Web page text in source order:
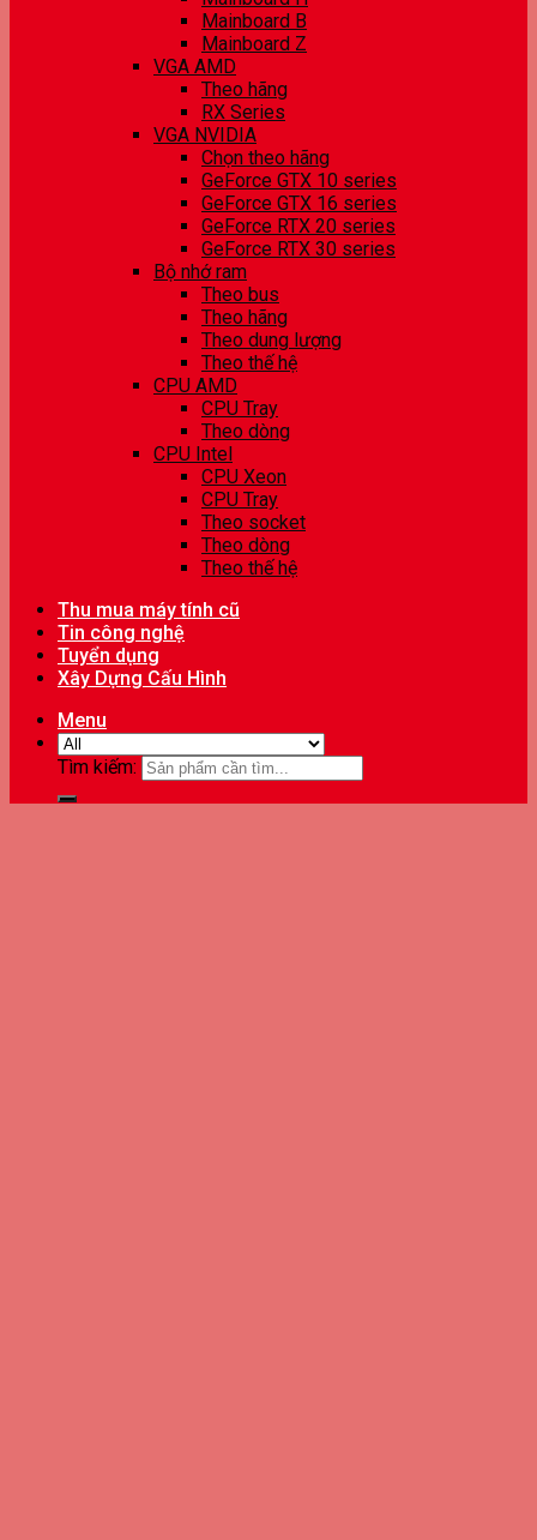
Mainboard B
Mainboard Z
VGA AMD
Theo hãng
RX Series
VGA NVIDIA
Chọn theo hãng
GeForce GTX 10 series
GeForce GTX 16 series
GeForce RTX 20 series
GeForce RTX 30 series
Bộ nhớ ram
Theo bus
Theo hãng
Theo dung lượng
Theo thế hệ
CPU AMD
CPU Tray
Theo dòng
CPU Intel
CPU Xeon
CPU Tray
Theo socket
Theo dòng
Theo thế hệ
Thu mua máy tính cũ
Tin công nghệ
Tuyển dụng
Xây Dựng Cấu Hình
Menu
Tìm kiếm: